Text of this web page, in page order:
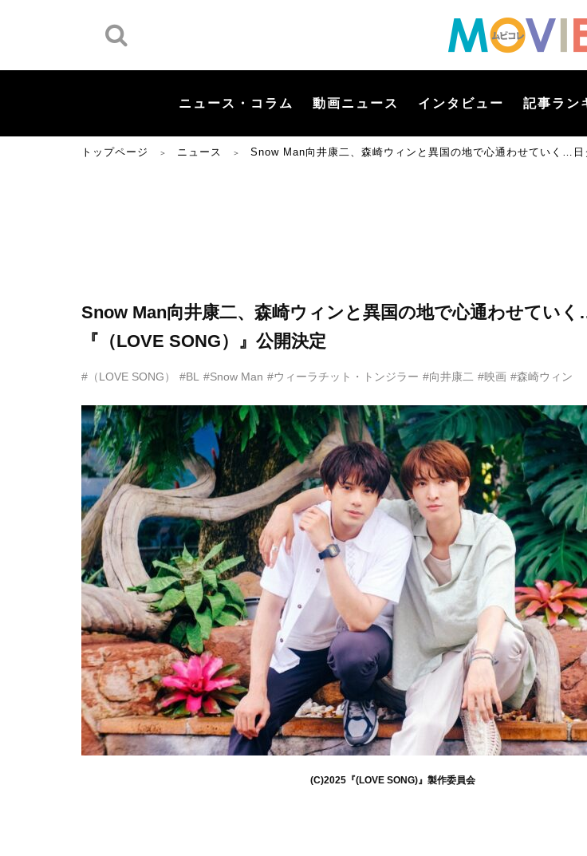
ニュース・コラム 動画ニュース インタビュー 記事ラン
トップページ ＞ ニュース ＞ Snow Man向井康二、森崎ウィンと異国の地で心通わせていく…
Snow Man向井康二、森崎ウィンと異国の地で心通わせてい
『（LOVE SONG）』公開決定
#（LOVE SONG） #BL #Snow Man #ウィーラチット・トンジラー #向井康二 #映画 #森崎ウィン
(C)2025『(LOVE SONG)』製作委員会